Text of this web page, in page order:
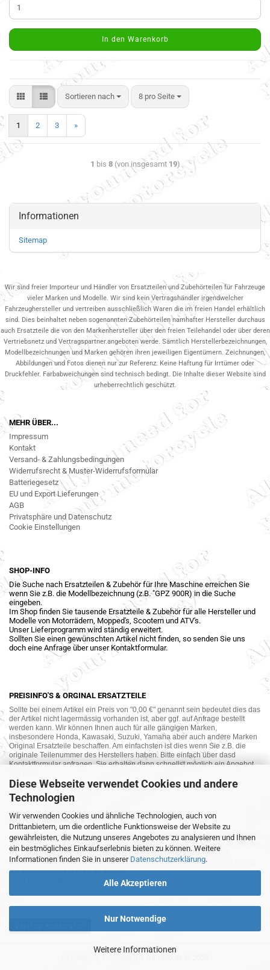
Diese Webseite verwendet Cookies und andere
Technologien
Wir verwenden Cookies und ähnliche Technologien, auch von
Drittanbietern, um die ordentliche Funktionsweise der Website zu
gewährleisten, die Nutzung unseres Angebotes zu analysieren und Ihnen
ein bestmögliches Einkaufserlebnis bieten zu können. Weitere
Informationen finden Sie in unserer Datenschutzerklärung.
Alle Akzeptieren
Nur Notwendige
Weitere Informationen
In den Warenkorb
Sortieren nach 8 pro Seite
1 2 3 »
1 bis 8(von insgesamt 19)
Informationen
Sitemap
Wir sind freier Importeur und Händler von Ersatzteilen und Zubehörteilen für Fahrzeuge
vieler Marken und Modelle. Wir sind kein Vertragshändler irgendwelcher
Fahrzeughersteller und vertreiben ausschließlich Waren die im freien Handel erhältlich
sind. Dies beinhaltet neben sogenannten Zubehörteilen namhafter Hersteller durchaus
auch Ersatzteile die von den Markenhersteller über den freien Teilehandel oder über deren
Vertriebsnetz und Vertragspartner.angeboten werde. Sämtlich Herstellerbezeichnungen,
Modellbezeichnungen und Marken gehören ihren jeweiligen Eigentümern. Zeichnungen,
Abbildungen und Fotos dienen nur zur Referenz. Keine Haftung für Irrtümer oder
Druckfehler. Farbabweichungen sind technisch bedingt. Die Inhalte dieser Website sind
urheberrechtlich geschützt.
MEHR ÜBER...
Impressum
Kontakt
Versand- & Zahlungsbedingungen
Widerrufsrecht & Muster-Widerrufsformular
Batteriegesetz
EU und Export Lieferungen
AGB
Privatsphäre und Datenschutz
Cookie Einstellungen
SHOP-INFO
Die Suche nach Ersatzteilen & Zubehör für Ihre Maschine erreichen Sie
wenn Sie z.B. die Modellbezeichnung (z.B. "GPZ 900R) in die Suche
eingeben.
Im Shop finden Sie tausende Ersatzteile & Zubehör für alle Hersteller und
Modelle von Motorrädern, Mopped's, Scootern und ATV's.
Unser Lieferprogramm wird ständig erweitert.
Sollten Sie einen gewünschten Artikel nicht finden, so senden Sie uns
doch eine Anfrage über unser Kontaktformular.
PREISINFO'S & ORGINAL ERSATZTEILE
Sollte bei einem Artikel ein Preis von "0,00 €" genannt sein bedeutet dies das
der Artikel nicht lagermässig vorhanden ist, aber ggf. auf Anfrage bestellt
werden kann. Wir können Ihnen auch für alle gängigen Marken,
insbesondere Honda, Kawasaki, Suzuki, Yamaha aber auch andere Marken
Original Ersatzteile beschaffen. Am einfachsten ist dies wenn Sie z.B. die
originale Teilenummer des Herstellers haben. Bitte einfach über dasd
Kontaktformular anfragen. Sie erhalten dann schnellst möglich ein Angebot
MOTORRAD-ANKAUF
Sie möchte Ihr altes Motorrad oder Ihre Motorradteile verkaufen ? Wir kaufen
auch gebrauchte Motorräder und Ersatzteilträger sowie Ersatzteile an. Bieten
Sie uns doch unverbindlich das was Sie verkaufen möchten an. Wir
bemühen uns dann eine sowohl für Sie als auch für uns akzeptable Lösung
mit angemessenem Preis zu finden.